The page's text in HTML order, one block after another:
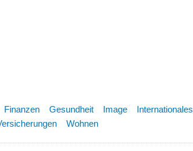
Finanzen Gesundheit Image Internationales
Wohnen